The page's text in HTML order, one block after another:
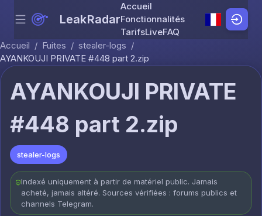
Skip to content
Menu LeakRadar
Accueil
Fonctionnalités
TarifsLiveFAQ
Accueil / Fuites / stealer-logs /
AYANKOUJI PRIVATE #448 part 2.zip
AYANKOUJI PRIVATE
#448 part 2.zip
stealer-logs
Indexé uniquement à partir de matériel public. Jamais
acheté, jamais altéré. Sources vérifiées : forums publics et
channels Telegram.